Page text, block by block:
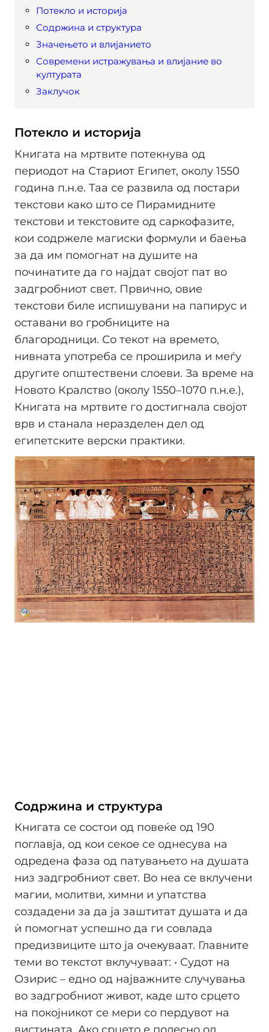
Потекло и историја
Содржина и структура
Значењето и влијанието
Современи истражувања и влијание во
културата
Заклучок
Потекло и историја
Книгата на мртвите потекнува од
периодот на Стариот Египет, околу 1550
година п.н.е. Таа се развила од постари
текстови како што се Пирамидните
текстови и текстовите од саркофазите,
кои содржеле магиски формули и баења
за да им помогнат на душите на
починатите да го најдат својот пат во
задгробниот свет. Првично, овие
текстови биле испишувани на папирус и
оставани во гробниците на
благородници. Со текот на времето,
нивната употреба се проширила и меѓу
другите општествени слоеви. За време на
Новото Кралство (околу 1550–1070 п.н.е.),
Книгата на мртвите го достигнала својот
врв и станала неразделен дел од
египетските верски практики.
Содржина и структура
Книгата се состои од повеќе од 190
поглавја, од кои секое се однесува на
одредена фаза од патувањето на душата
низ задгробниот свет. Во неа се вклучени
магии, молитви, химни и упатства
создадени за да ја заштитат душата и да
ѝ помогнат успешно да ги совлада
предизвиците што ја очекуваат. Главните
теми во текстот вклучуваат: • Судот на
Озирис – едно од најважните случувања
во задгробниот живот, каде што срцето
на покојникот се мери со пердувот на